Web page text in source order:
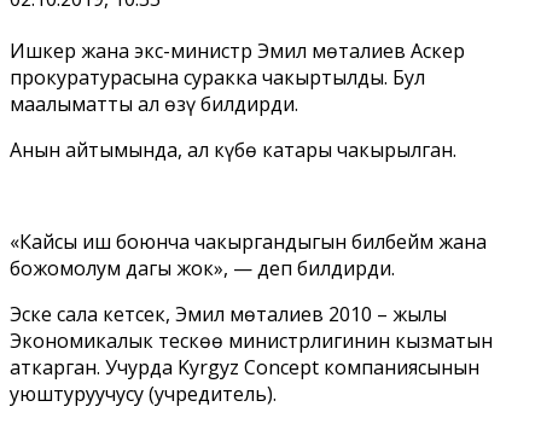
Ишкер жана экс-министр Эмил Үмөталиев Аскер
прокуратурасына суракка чакыртылды. Бул
маалыматты ал өзү билдирди.
Анын айтымында, ал күбө катары чакырылган.
«Кайсы иш боюнча чакыргандыгын билбейм жана
божомолум дагы жок», — деп билдирди.
Эске сала кетсек, Эмил Үмөталиев 2010 – жылы
Экономикалык тескөө министрлигинин кызматын
аткарган. Учурда Kyrgyz Concept компаниясынын
уюштуруучусу (учредитель).